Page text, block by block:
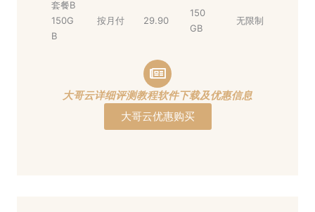
套餐B
150G
B
按月付 29.90
150
GB
无限制
大哥云详细评测教程软件下载及优惠信息
大哥云优惠购买